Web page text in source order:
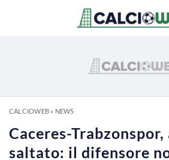
CALCIOWEB» NEWS
Caceres-
saltato: il difensore